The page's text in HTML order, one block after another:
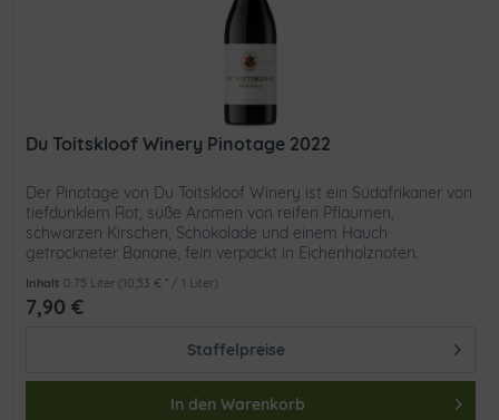
Du Toitskloof Winery Pinotage 2022
Der Pinotage von Du Toitskloof Winery ist ein Südafrikaner von
tiefdunklem Rot, süße Aromen von reifen Pflaumen,
schwarzen Kirschen, Schokolade und einem Hauch
getrockneter Banane, fein verpackt in Eichenholznoten.
Inhalt 0.75 Liter (10,53 € * / 1 Liter)
7,90 €
Staffelpreise
In den Warenkorb